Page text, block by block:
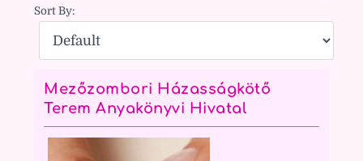
Sort By:
Mezőzombori Házasságkötő
Terem Anyakönyvi Hivatal